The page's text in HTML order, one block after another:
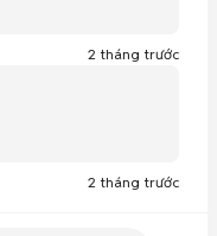
2 tháng trước
2 tháng trước